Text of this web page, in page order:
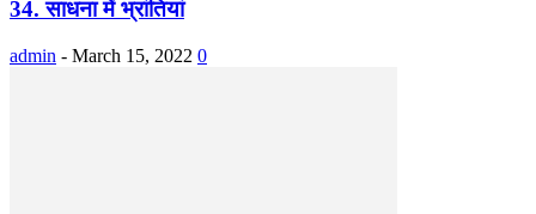
34. साधना में भ्रांतियां
admin - March 15, 2022 0